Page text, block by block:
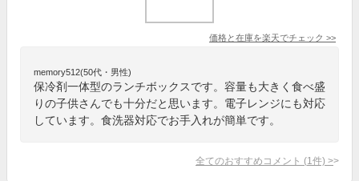
価格と在庫を楽天でチェック >>
memory512(50代・男性)
保冷剤一体型のランチボックスです。容量も大きく食べ盛
りの子供さんでも十分だと思います。電子レンジにも対応
しています。食洗器対応でお手入れが簡単です。
全てのおすすめコメント (1 件) >